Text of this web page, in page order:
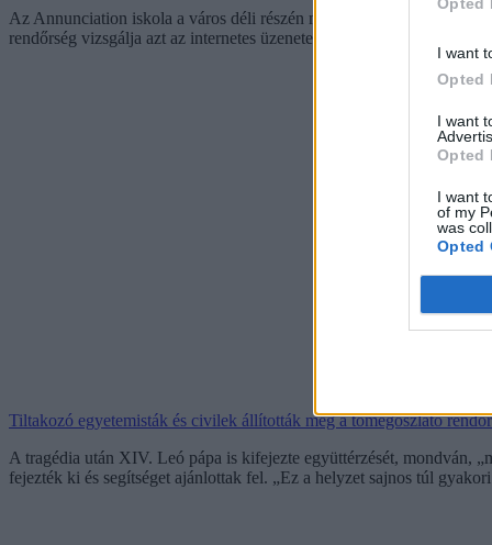
I want
Opted
I want
Opted
I want
of my
was
Opted
Az Annunciation iskola a város déli részén működik, 5–14 éves
rendőrség vizsgálja azt az internetes üzenetet is, amelyet a férfi a
Tiltakozó egyetemisták és civilek állították meg a tömegoszlató
A tragédia után XIV. Leó pápa is kifejezte együttérzését, mondván,
fejezték ki és segítséget ajánlottak fel. „Ez a helyzet sajnos túl